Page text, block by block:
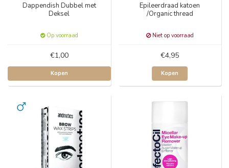
Dappendish Dubbel met
Deksel
Op voorraad
€1,00
Kopen
Epileerdraad katoen
/Organic thread
Niet op voorraad
€4,95
Kopen